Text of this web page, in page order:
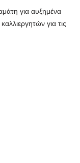
για αυξημένα
για τις